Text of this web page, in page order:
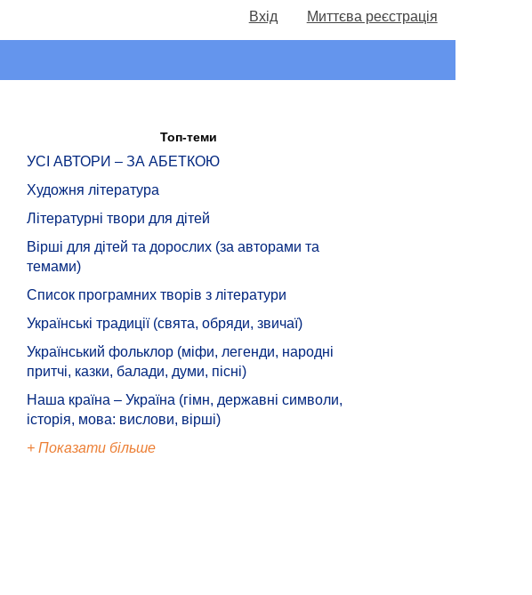
Вхід Миттєва реєстрація
Топ-теми
УСІ АВТОРИ – ЗА АБЕТКОЮ
Художня література
Літературні твори для дітей
Вірші для дітей та дорослих (за авторами та
темами)
Список програмних творів з літератури
Українські традиції (свята, обряди, звичаї)
Український фольклор (міфи, легенди, народні
притчі, казки, балади, думи, пісні)
Наша країна – Україна (гімн, державні символи,
історія, мова: вислови, вірші)
+ Показати більше